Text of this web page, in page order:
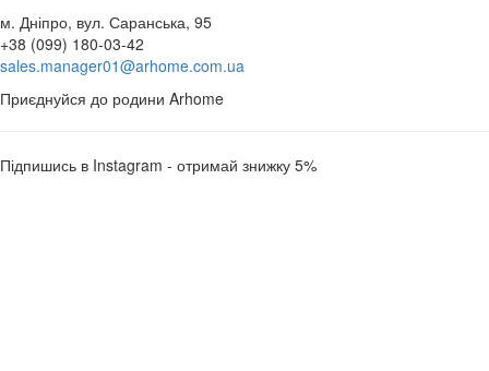
м. Дніпро, вул. Саранська, 95
+38 (099) 180-03-42
sales.manager01@arhome.com.ua
Приєднуйся до родини Arhome
Підпишись в Instagram - отримай знижку 5%